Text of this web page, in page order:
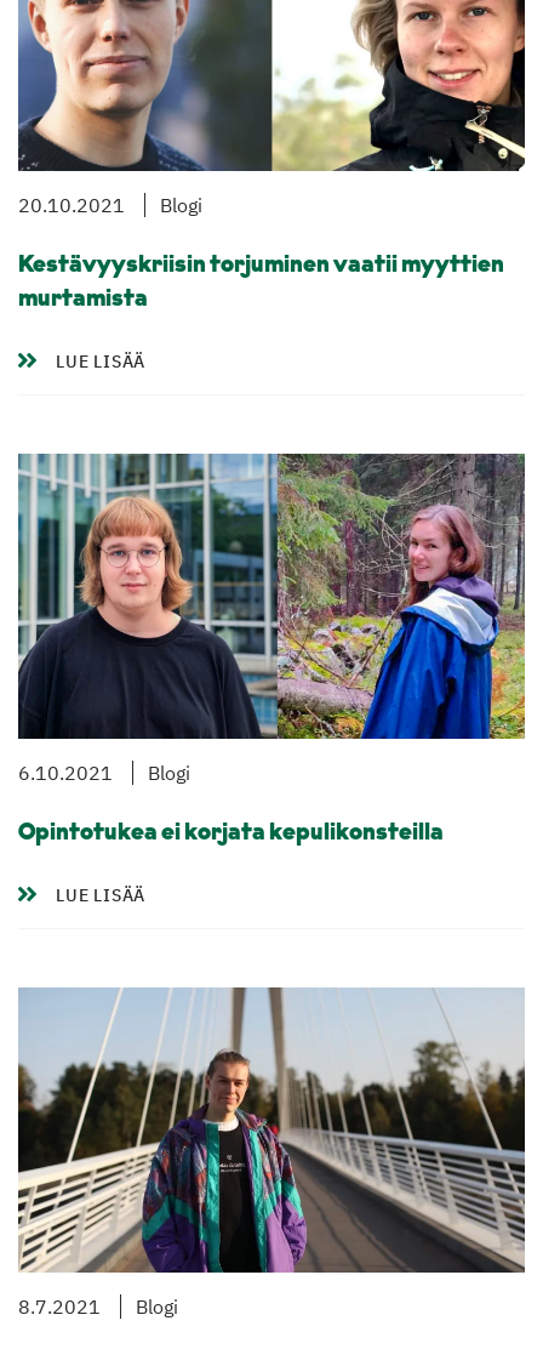
20.10.2021 Blogi
Kestävyyskriisin torjuminen vaatii myyttien
murtamista
LUE LISÄÄ
6.10.2021 Blogi
Opintotukea ei korjata kepulikonsteilla
LUE LISÄÄ
8.7.2021 Blogi